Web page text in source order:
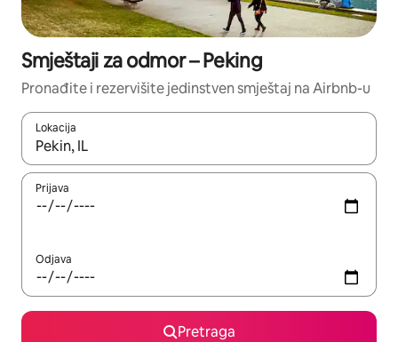
Smještaji za odmor – Peking
Pronađite i rezervišite jedinstven smještaj na Airbnb-u
Lokacija
Kad su rezultati dostupni, možete da se krećete kroz njih
Prijava
Odjava
Pretraga